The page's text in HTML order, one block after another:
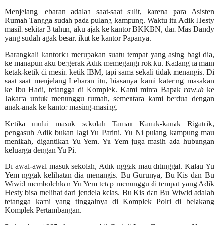
Menjelang lebaran adalah saat-saat sulit, karena para Asisten
Rumah Tangga sudah pada pulang kampung. Waktu itu Adik Hesty
masih sekitar 3 tahun, aku ajak ke kantor BKKBN, dan Mas Dandy
yang sudah agak besar, ikut ke kantor Papanya.
Barangkali kantorku merupakan suatu tempat yang asing bagi dia,
ke manapun aku bergerak Adik memegangi rok ku. Kadang ia main
ketak-ketik di mesin ketik IBM, tapi sama sekali tidak menangis. Di
saat-saat menjelang Lebaran itu, biasanya kami katering masakan
ke Ibu Hadi, tetangga di Komplek. Kami minta Bapak rawuhke
Jakarta untuk menunggu rumah, sementara kami berdua dengan
anak-anak ke kantor masing-masing.
Ketika mulai masuk sekolah Taman Kanak-kanak Rigatrik,
pengasuh Adik bukan lagi Yu Parini. Yu Ni pulang kampung mau
menikah, digantikan Yu Yem. Yu Yem juga masih ada hubungan
keluarga dengan Yu Pi.
Di awal-awal masuk sekolah, Adik nggak mau ditinggal. Kalau Yu
Yem nggak kelihatan dia menangis. Bu Gurunya, Bu Kis dan Bu
Wiwid membolehkan Yu Yem tetap menunggu di tempat yang Adik
Hesty bisa melihat dari jendela kelas. Bu Kis dan Bu Wiwid adalah
tetangga kami yang tinggalnya di Komplek Polri di belakang
Komplek Pertambangan.